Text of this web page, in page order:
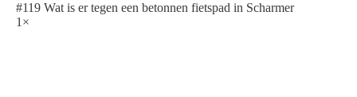
#119 Wat is er tegen een betonnen fietspad in Scharmer
1×